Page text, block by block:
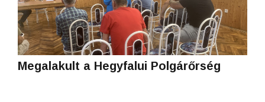
Megalakult a Hegyfalui Polgárőrség